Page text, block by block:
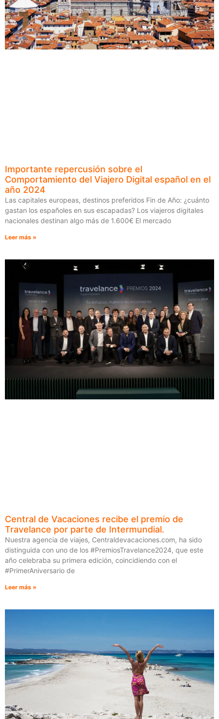
Importante repercusión sobre el
Comportamiento del Viajero Digital español en el
año 2024
Las capitales europeas, destinos preferidos Fin de Año: ¿cuánto
gastan los españoles en sus escapadas? Los viajeros digitales
nacionales destinan algo más de 1.600€ El mercado
Leer más »
Central de Vacaciones recibe el premio de
Travelance por parte de Intermundial.
Nuestra agencia de viajes, Centraldevacaciones.com, ha sido
distinguida con uno de los #PremiosTravelance2024, que este
año celebraba su primera edición, coincidiendo con el
#PrimerAniversario de
Leer más »